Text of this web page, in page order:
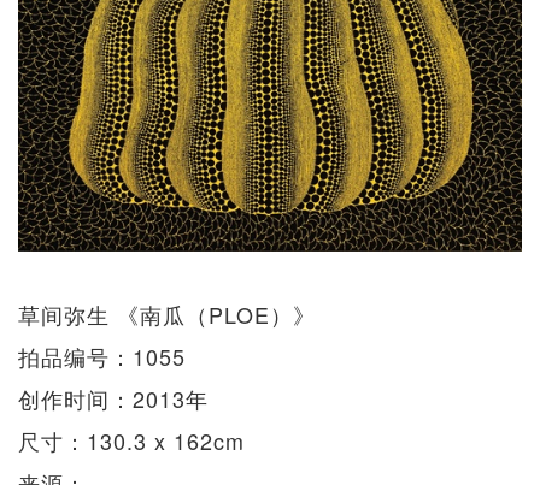
草间弥生 《南瓜（PLOE）》
拍品编号：1055
创作时间：2013年
尺寸：130.3 x 162cm